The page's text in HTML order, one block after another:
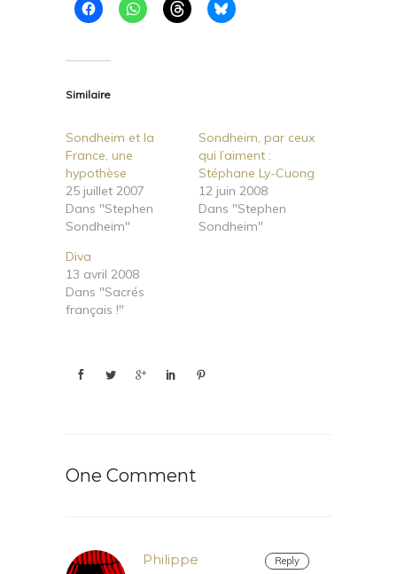
Similaire
Sondheim et la
France, une
hypothèse
25 juillet 2007
Dans "Stephen
Sondheim"
Sondheim, par ceux
qui l’aiment :
Stéphane Ly-Cuong
12 juin 2008
Dans "Stephen
Sondheim"
Diva
13 avril 2008
Dans "Sacrés
français !"
One Comment
Reply
Philippe